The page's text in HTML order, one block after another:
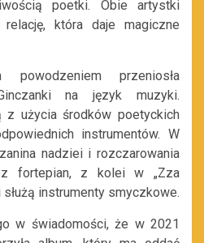
poetki. Obie artystki
która daje magiczne
przeniosła
na język muzyki.
z użycia środków poetyckich
instrumentów. W
nadziei i rozczarowania
fortepian, z kolei w „Zza
instrumenty smyczkowe.
w świadomości, że w 2021